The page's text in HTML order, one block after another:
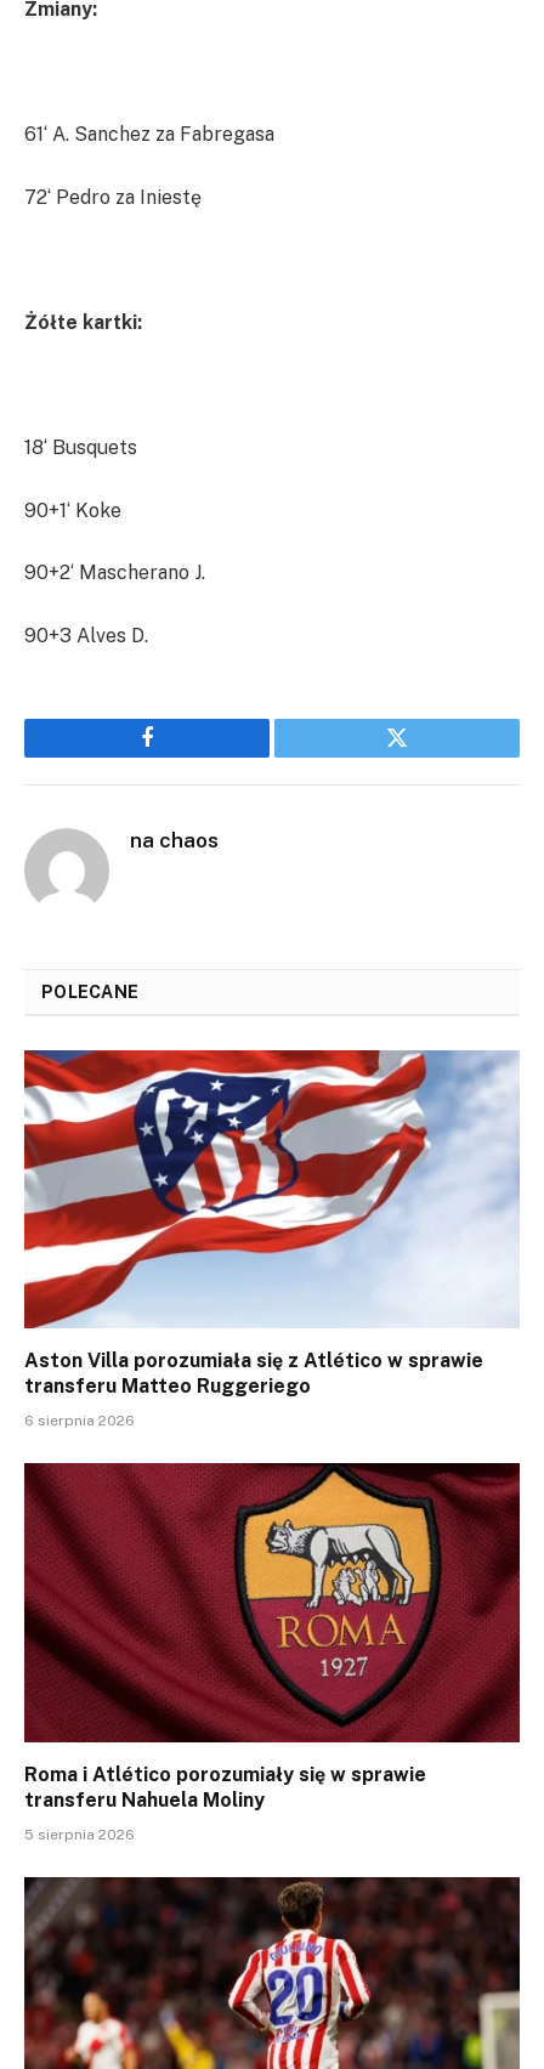
Zmiany:
61‘ A. Sanchez za Fabregasa
72‘ Pedro za Iniestę
Żółte kartki:
18‘ Busquets
90+1‘ Koke
90+2‘ Mascherano J.
90+3 Alves D.
Facebook Twitter
na chaos
POLECANE
Aston Villa porozumiała się z Atlético w sprawie
transferu Matteo Ruggeriego
6 sierpnia 2026
Roma i Atlético porozumiały się w sprawie
transferu Nahuela Moliny
5 sierpnia 2026